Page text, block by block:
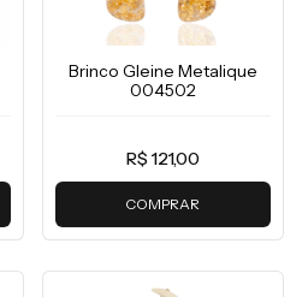
Brinco Gleine Metalique
004502
R$ 121,00
COMPRAR